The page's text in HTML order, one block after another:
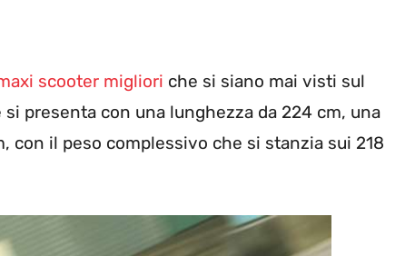
scooter migliori che si siano mai visti sul
presenta con una lunghezza da 224 cm, una
con il peso complessivo che si stanzia sui 218